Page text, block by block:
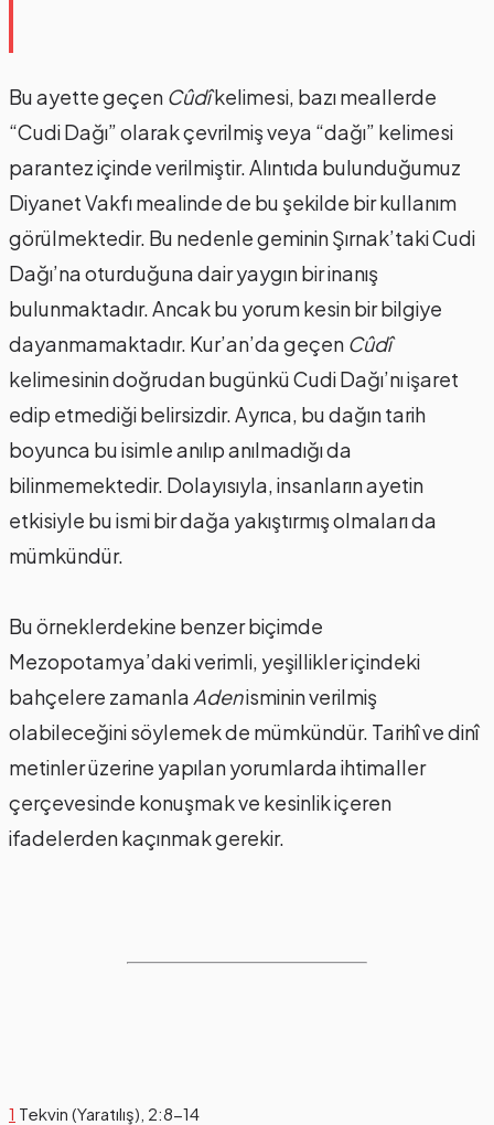
Bu ayette geçen Cûdîkelimesi, bazı meallerde
“Cudi Dağı” olarak çevrilmiş veya “dağı” kelimesi
parantez içinde verilmiştir. Alıntıda bulunduğumuz
Diyanet Vakfı mealinde de bu şekilde bir kullanım
görülmektedir. Bu nedenle geminin Şırnak’taki Cudi
Dağı’na oturduğuna dair yaygın bir inanış
bulunmaktadır. Ancak bu yorum kesin bir bilgiye
dayanmamaktadır. Kur’an’da geçen Cûdî
kelimesinin doğrudan bugünkü Cudi Dağı’nı işaret
edip etmediği belirsizdir. Ayrıca, bu dağın tarih
boyunca bu isimle anılıp anılmadığı da
bilinmemektedir. Dolayısıyla, insanların ayetin
etkisiyle bu ismi bir dağa yakıştırmış olmaları da
mümkündür.
Bu örneklerdekine benzer biçimde
Mezopotamya’daki verimli, yeşillikler içindeki
bahçelere zamanla Adenisminin verilmiş
olabileceğini söylemek de mümkündür. Tarihî ve dinî
metinler üzerine yapılan yorumlarda ihtimaller
çerçevesinde konuşmak ve kesinlik içeren
ifadelerden kaçınmak gerekir.
1 Tekvin (Yaratılış), 2:8-14